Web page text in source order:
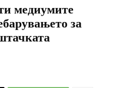
медиумите
за